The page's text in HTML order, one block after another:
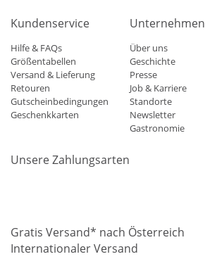
Kundenservice
Hilfe & FAQs
Größentabellen
Versand & Lieferung
Retouren
Gutscheinbedingungen
Geschenkkarten
Unternehmen
Über uns
Geschichte
Presse
Job & Karriere
Standorte
Newsletter
Gastronomie
Unsere Zahlungsarten
Gratis Versand* nach Österreich
Internationaler Versand